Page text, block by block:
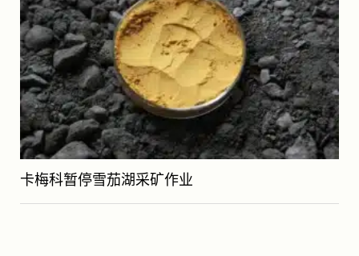
卡梅科暂停雪茄湖采矿作业